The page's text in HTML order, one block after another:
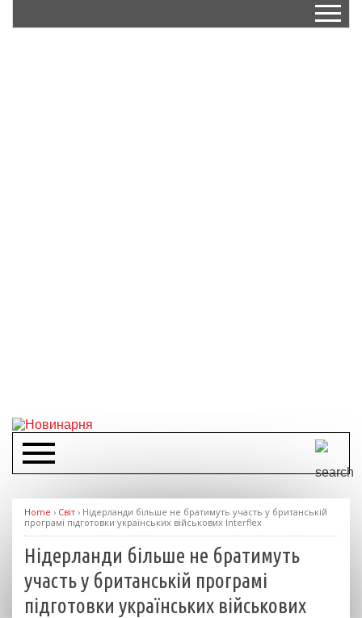
Home › Світ › Нідерланди більше не братимуть участь у британській
програмі підготовки українських військових Interflex
Нідерланди більше не братимуть
участь у британській програмі
підготовки українських військових